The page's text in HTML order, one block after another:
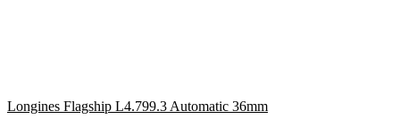
Longines Flagship L4.799.3 Automatic 36mm